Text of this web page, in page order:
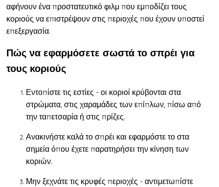
αφήνουν ένα προστατευτικό φιλμ που εμποδίζει τους
κοριούς να επιστρέψουν στις περιοχές που έχουν υποστεί
επεξεργασία.
Πώς να εφαρμόσετε σωστά το σπρέι για
τους κοριούς
Εντοπίστε τις εστίες - οι κοριοί κρύβονται στα
στρώματα, στις χαραμάδες των επίπλων, πίσω από
την ταπετσαρία ή στις πρίζες.
Ανακινήστε καλά το σπρέι και εφαρμόστε το στα
σημεία όπου έχετε παρατηρήσει την κίνηση των
κοριών.
Μην ξεχνάτε τις κρυφές περιοχές - αντιμετωπίστε